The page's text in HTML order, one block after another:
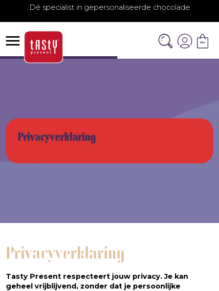
Dé specialist in gepersonaliseerde chocolade
Privacyverklaring
Privacyverklaring
Tasty Present respecteert jouw privacy. Je kan
geheel vrijblijvend, zonder dat je persoonlijke